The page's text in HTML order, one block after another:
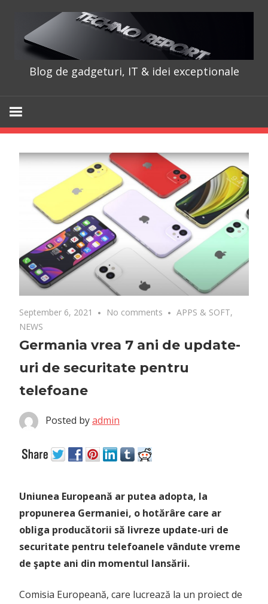
content
Blog de gadgeturi, IT & idei exceptionale
September 6, 2021 No comments APPS & SOFT,
NEWS
Germania vrea 7 ani de update-
uri de securitate pentru
telefoane
Posted byadmin
Uniunea Europeană ar putea adopta, la
propunerea Germaniei, o hotărâre care ar
obliga producătorii să livreze update-uri de
securitate pentru telefoanele vândute vreme
de şapte ani din momentul lansării.
Comisia Europeană, care lucrează la un proiect de